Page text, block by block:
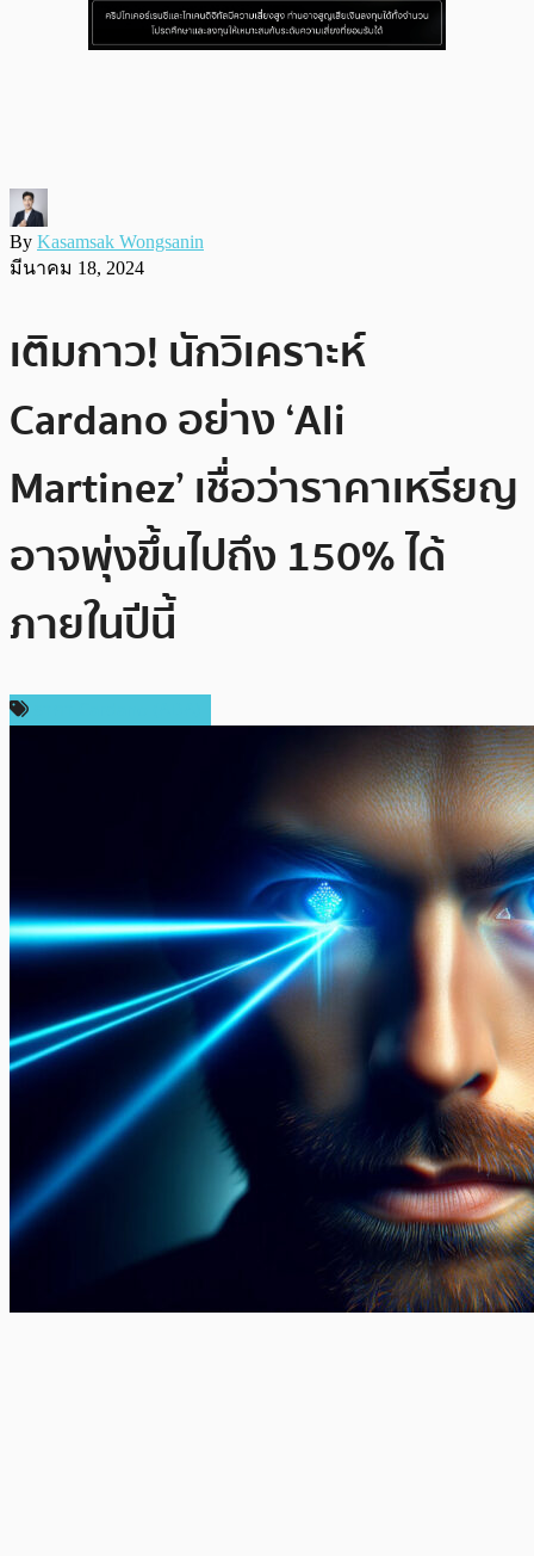
By Kasamsak Wongsanin
มีนาคม 18, 2024
เติมกาว! นักวิเคราะห์
Cardano อย่าง ‘Ali
Martinez’ เชื่อว่าราคาเหรียญ
อาจพุ่งขึ้นไปถึง 150% ได้
ภายในปีนี้